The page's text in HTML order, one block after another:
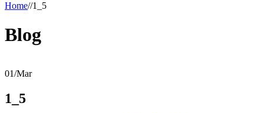
Home//1_5
Blog
01/Mar
1_5